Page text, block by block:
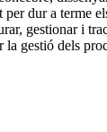
per dur a terme
gestionar i
la gestió dels